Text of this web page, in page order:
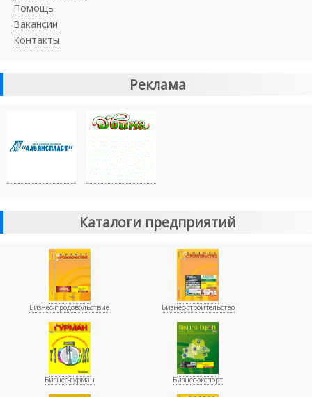
Помощь
Вакансии
Контакты
Реклама
Каталоги предприятий
Бизнес-продовольствие Бизнес-строительство
Бизнес-гурман Бизнес-экспорт